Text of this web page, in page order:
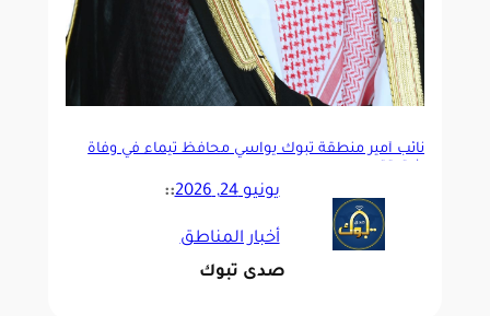
نائب أمير منطقة تبوك يواسي محافظ تيماء في وفاة
يونيو 24, 2026 ::
أخبار المناطق
صدى تبوك